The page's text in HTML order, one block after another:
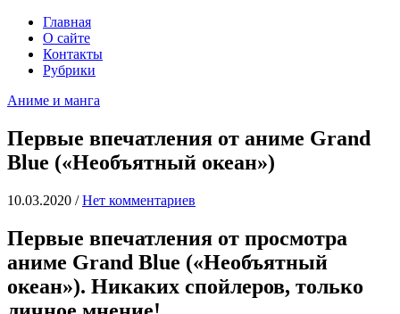
Главная
О сайте
Контакты
Рубрики
Аниме и манга
Первые впечатления от аниме Grand
Blue («Необъятный океан»)
10.03.2020 / Нет комментариев
Первые впечатления от просмотра
аниме Grand Blue («Необъятный
океан»). Никаких спойлеров, только